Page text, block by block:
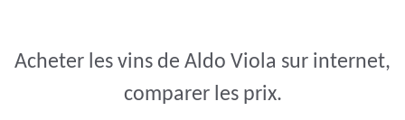
Acheter les vins de Aldo Viola sur internet,
comparer les prix.